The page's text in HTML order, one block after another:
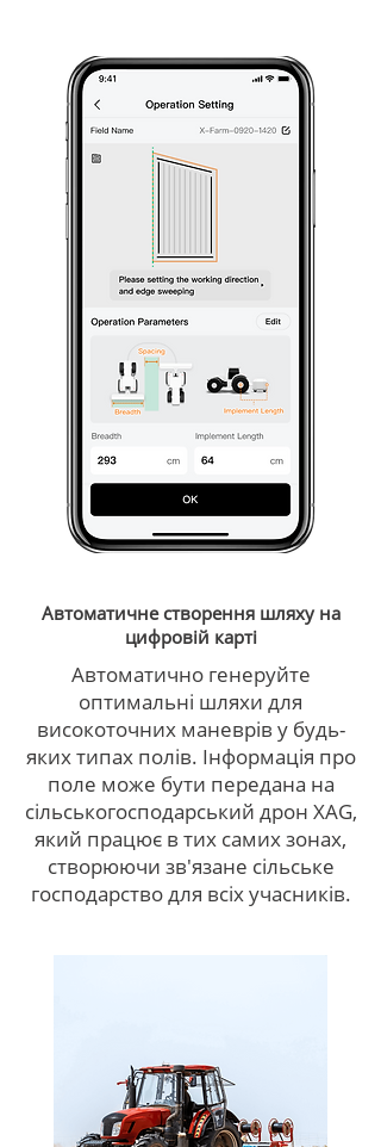
Автоматичне створення шляху на
цифровій карті
Автоматично генеруйте
оптимальні шляхи для
високоточних маневрів у будь-
яких типах полів. Інформація про
поле може бути передана на
сільськогосподарський дрон XAG,
який працює в тих самих зонах,
створюючи зв'язане сільське
господарство для всіх учасників.